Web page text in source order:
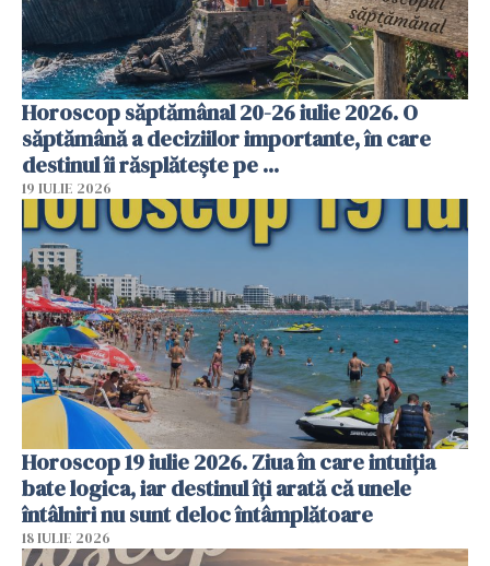
Horoscop săptămânal 20-26 iulie 2026. O
săptămână a deciziilor importante, în care
destinul îi răsplătește pe ...
19 IULIE 2026
Horoscop 19 iulie 2026. Ziua în care intuiția
bate logica, iar destinul îți arată că unele
întâlniri nu sunt deloc întâmplătoare
18 IULIE 2026